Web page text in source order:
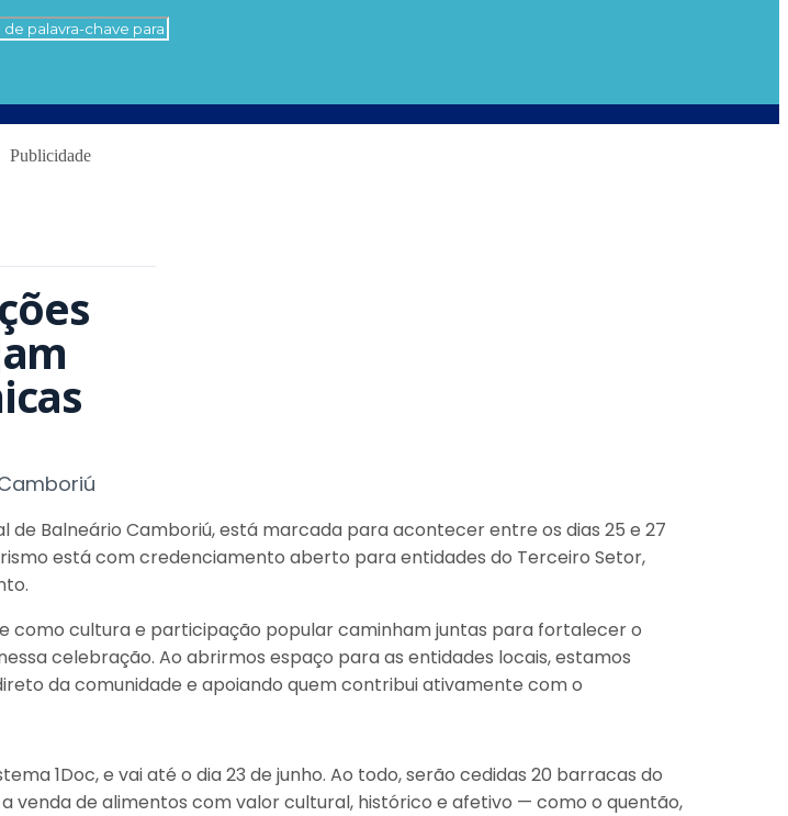
Publicidade
de Balneário Camboriú, está marcada para acontecer entre os dias 25 e 27
está com credenciamento aberto para entidades do Terceiro Setor,
como cultura e participação popular caminham juntas para fortalecer o
celebração. Ao abrirmos espaço para as entidades locais, estamos
da comunidade e apoiando quem contribui ativamente com o
1Doc, e vai até o dia 23 de junho. Ao todo, serão cedidas 20 barracas do
venda de alimentos com valor cultural, histórico e afetivo — como o quentão,